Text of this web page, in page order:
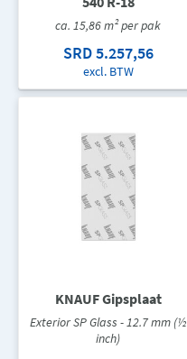
ca. 15,86 m² per pak
SRD 5.257,56
excl. BTW
KNAUF Gipsplaat
Exterior SP Glass - 12.7 mm (½
inch)